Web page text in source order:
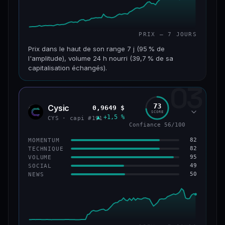
PRIX — 7 JOURS
Prix dans le haut de son range 7 j (95 % de
l'amplitude), volume 24 h nourri (39,7 % de sa
capitalisation échangés).
CAP. MARCHÉ VOLUME 24 H
VAR. 7 J VAR. 30 J
+203,1 %
VS ATH
−86,3 % #235
CONFIANCE 67/100
03
CYS Cysic
CYS · capi #191
0,9649 $
▲ +1,5 %
73
SCORE
Confiance 56/100
MOMENTUM 82
TECHNIQUE 82
VOLUME 95
SOCIAL 49
NEWS 50